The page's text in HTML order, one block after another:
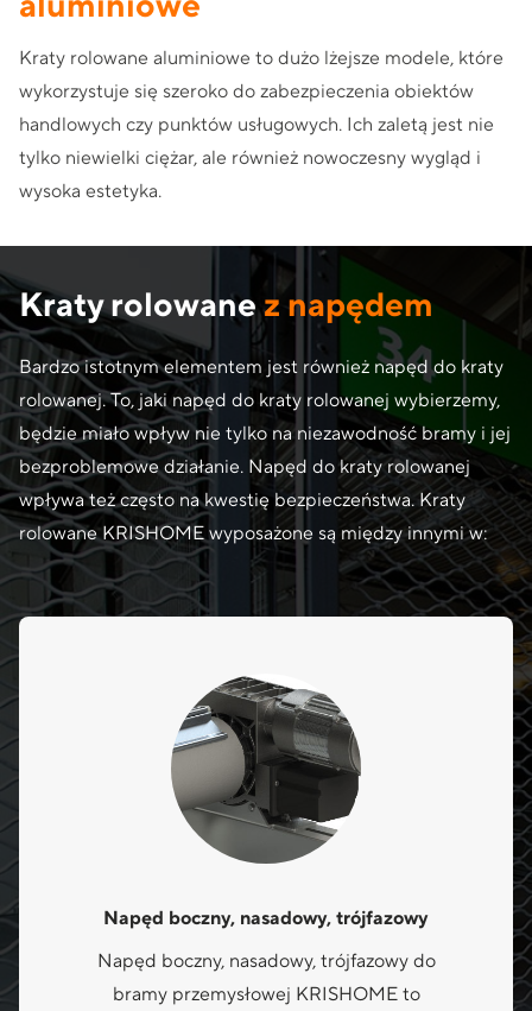
Kraty rolowane aluminiowe to dużo lżejsze modele, które
wykorzystuje się szeroko do zabezpieczenia obiektów
handlowych czy punktów usługowych. Ich zaletą jest nie
tylko niewielki ciężar, ale również nowoczesny wygląd i
wysoka estetyka.
Kraty rolowanez napędem
Bardzo istotnym elementem jest również napęd do kraty
rolowanej. To, jaki napęd do kraty rolowanej wybierzemy,
będzie miało wpływ nie tylko na niezawodność bramy i jej
bezproblemowe działanie. Napęd do kraty rolowanej
wpływa też często na kwestię bezpieczeństwa. Kraty
rolowane KRISHOME wyposażone są między innymi w:
Napęd boczny, nasadowy, trójfazowy
Napęd boczny, nasadowy, trójfazowy do
bramy przemysłowej KRISHOME to